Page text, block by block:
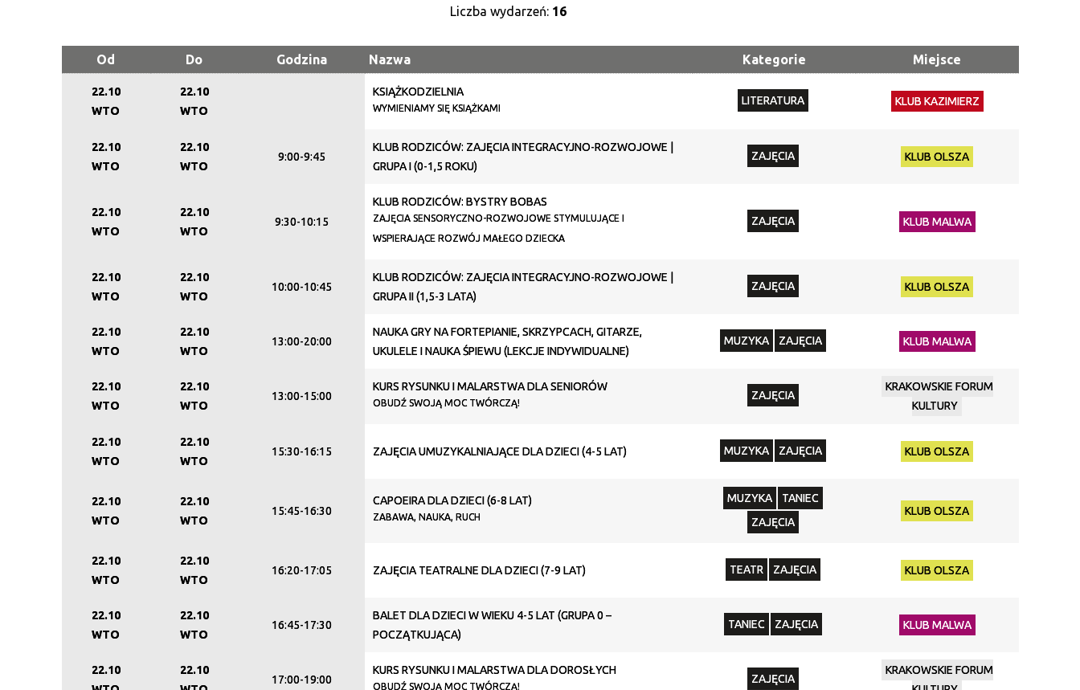
Miejsce
Promowane
Liczba wydarzeń: 16
Od Do Godzina Nazwa Kategorie Miejsce
22.10
WTO
22.10
WTO
KSIĄŻKODZIELNIA
WYMIENIAMY SIĘ KSIĄŻKAMI
LITERATURA KLUB KAZIMIERZ
22.10
WTO
22.10
WTO
9:00-9:45
KLUB RODZICÓW: ZAJĘCIA INTEGRACYJNO-ROZWOJOWE |
GRUPA I (0-1,5 ROKU)
ZAJĘCIA KLUB OLSZA
22.10
WTO
22.10
WTO
9:30-10:15
KLUB RODZICÓW: BYSTRY BOBAS
ZAJĘCIA SENSORYCZNO-ROZWOJOWE STYMULUJĄCE I
WSPIERAJĄCE ROZWÓJ MAŁEGO DZIECKA
ZAJĘCIA KLUB MALWA
22.10
WTO
22.10
WTO
10:00-10:45
KLUB RODZICÓW: ZAJĘCIA INTEGRACYJNO-ROZWOJOWE |
GRUPA II (1,5-3 LATA)
ZAJĘCIA KLUB OLSZA
22.10
WTO
22.10
WTO
13:00-20:00
NAUKA GRY NA FORTEPIANIE, SKRZYPCACH, GITARZE,
UKULELE I NAUKA ŚPIEWU (LEKCJE INDYWIDUALNE)
MUZYKA ZAJĘCIA KLUB MALWA
22.10
WTO
22.10
WTO
13:00-15:00
KURS RYSUNKU I MALARSTWA DLA SENIORÓW
OBUDŹ SWOJĄ MOC TWÓRCZĄ!
ZAJĘCIA
KRAKOWSKIE FORUM
KULTURY
22.10
WTO
22.10
WTO
15:30-16:15 ZAJĘCIA UMUZYKALNIAJĄCE DLA DZIECI (4-5 LAT) MUZYKA ZAJĘCIA KLUB OLSZA
22.10
WTO
22.10
WTO
15:45-16:30
CAPOEIRA DLA DZIECI (6-8 LAT)
ZABAWA, NAUKA, RUCH
MUZYKA
TANIEC
ZAJĘCIA
KLUB OLSZA
22.10
WTO
22.10
WTO
16:20-17:05 ZAJĘCIA TEATRALNE DLA DZIECI (7-9 LAT) TEATR ZAJĘCIA KLUB OLSZA
22.10
WTO
22.10
WTO
16:45-17:30
BALET DLA DZIECI W WIEKU 4-5 LAT (GRUPA 0 –
POCZĄTKUJĄCA)
TANIEC ZAJĘCIA KLUB MALWA
22.10
22.10
17:00-19:00
KURS RYSUNKU I MALARSTWA DLA DOROSŁYCH
OBUDŹ SWOJĄ MOC TWÓRCZĄ!
ZAJĘCIA
KRAKOWSKIE FORUM